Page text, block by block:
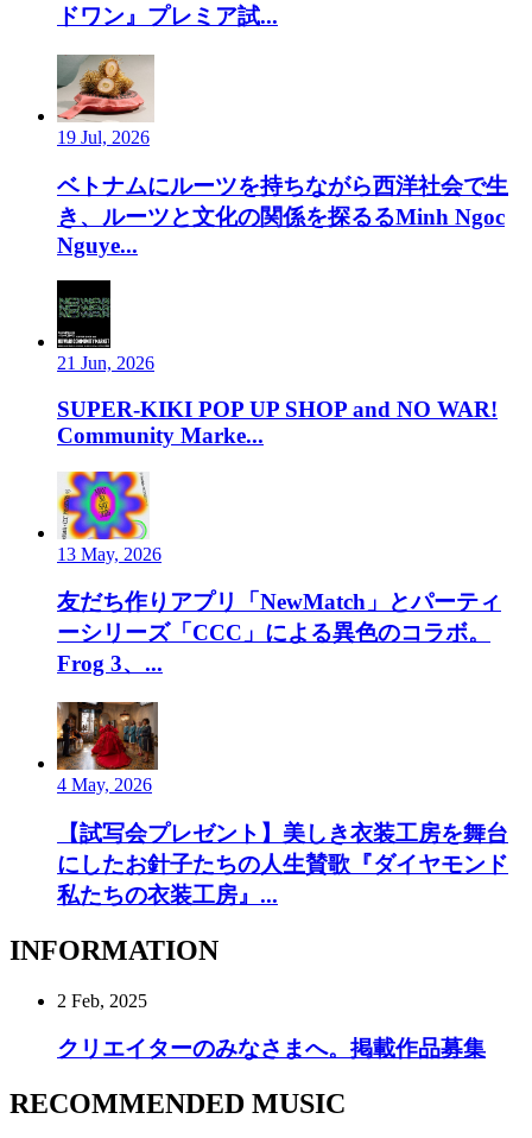
ドワン』プレミア試...
19 Jul, 2026
ベトナムにルーツを持ちながら西洋社会で生
き、ルーツと文化の関係を探るるMinh Ngoc
Nguye...
21 Jun, 2026
SUPER-KIKI POP UP SHOP and NO WAR!
Community Marke...
13 May, 2026
友だち作りアプリ「NewMatch」とパーティ
ーシリーズ「CCC」による異色のコラボ。
Frog 3、...
4 May, 2026
【試写会プレゼント】美しき衣装工房を舞台
にしたお針子たちの人生賛歌『ダイヤモンド
私たちの衣装工房』...
INFORMATION
2 Feb, 2025
クリエイターのみなさまへ。掲載作品募集
RECOMMENDED MUSIC